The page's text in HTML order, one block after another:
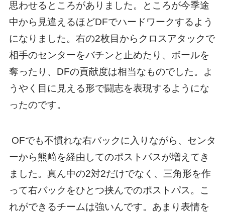
思わせるところがありました。ところが今季途
中から見違えるほどDFでハードワークするよう
になりました。右の2枚目からクロスアタックで
相手のセンターをバチンと止めたり、ボールを
奪ったり、DFの貢献度は相当なものでした。よ
うやく目に見える形で闘志を表現するようにな
ったのです。
OFでも不慣れな右バックに入りながら、センタ
ーから熊﨑を経由してのポストパスが増えてき
ました。真ん中の2対2だけでなく、三角形を作
って右バックをひとつ挟んでのポストパス。こ
れができるチームは強いんです。あまり表情を